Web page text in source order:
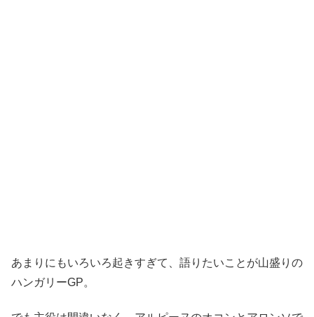
あまりにもいろいろ起きすぎて、語りたいことが山盛りの
ハンガリーGP。